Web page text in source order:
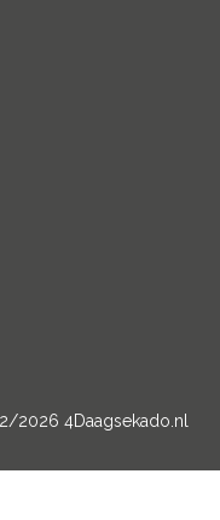
4Daagsekado.nl